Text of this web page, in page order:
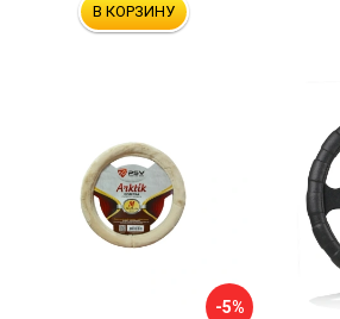
В КОРЗИНУ
-5%